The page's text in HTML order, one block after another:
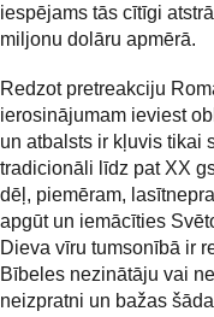
iespējams tās cītīgi
miljonu dolāru apmērā.
Redzot pretreakciju
ierosinājumam ieviest
un atbalsts ir kļuvis tikai
tradicionāli līdz pat XX
dēļ, piemēram,
apgūt un iemācīties
Dieva vīru tumsonībā ir
Bībeles nezinātāju vai
neizpratni un bažas